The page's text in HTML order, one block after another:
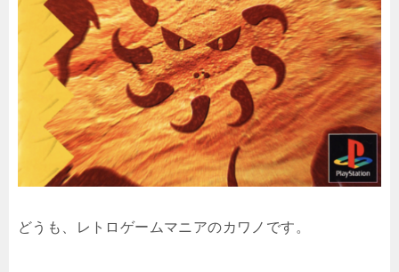
どうも、レトロゲームマニアのカワノです。